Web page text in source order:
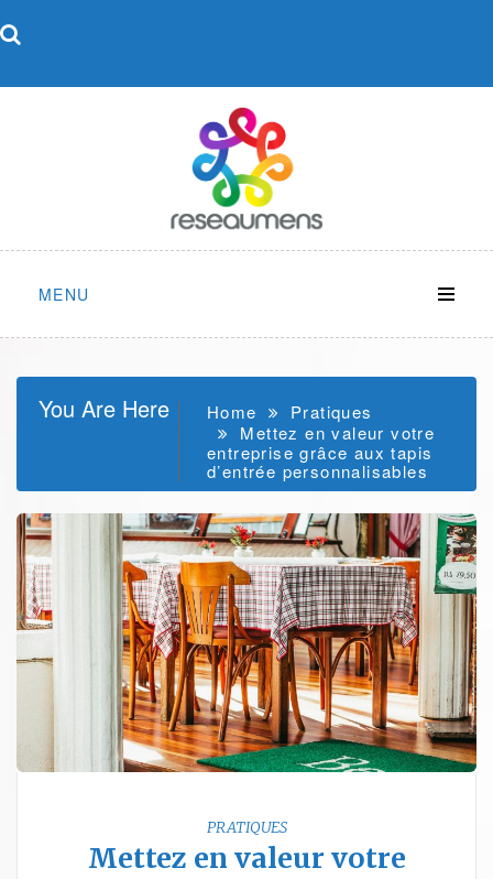
to
MENU
You Are Here Home
Pratiques
Mettez en valeur votre
entreprise grâce aux tapis
d’entrée personnalisables
PRATIQUES
Mettez en valeur votre